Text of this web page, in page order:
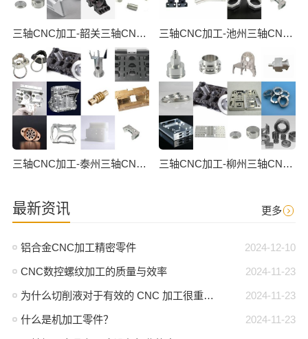
三轴CNC加工-韶关三轴CNC数控加工 三轴CNC加工-池州三轴CNC数控加工
三轴CNC加工-泰州三轴CNC数控加工 三轴CNC加工-柳州三轴CNC数控加工
最新资讯 更多
2024-12-10
铝合金CNC加工精密零件
2024-11-23
CNC数控螺纹加工的质量与效率
2024-11-23
为什么切削液对于有效的 CNC 加工很重要？
2024-11-23
什么是机加工零件？